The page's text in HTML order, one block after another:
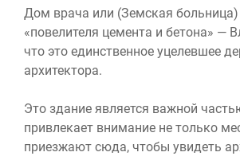
Дом врача или (Земская
«повелителя цемента и бетона» —
что это единственное уцелевшее
архитектора.
Это здание является важной
привлекает внимание не только
приезжают сюда, чтобы увидеть